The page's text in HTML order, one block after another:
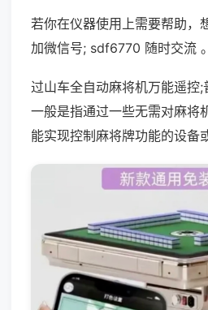
若你在仪器使用上需要帮助，
加微信号; sdf6770 随时交流 。
过山车全自动麻将机万能遥控
一般是指通过一些无需对麻将
能实现控制麻将牌功能的设备